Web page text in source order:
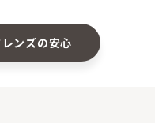
ンズの安心